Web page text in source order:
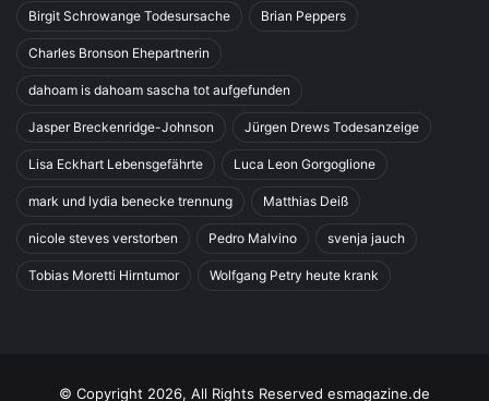
Birgit Schrowange Todesursache Brian Peppers
Charles Bronson Ehepartnerin
dahoam is dahoam sascha tot aufgefunden
Jasper Breckenridge-Johnson Jürgen Drews Todesanzeige
Lisa Eckhart Lebensgefährte Luca Leon Gorgoglione
mark und lydia benecke trennung Matthias Deiß
nicole steves verstorben Pedro Malvino svenja jauch
Tobias Moretti Hirntumor Wolfgang Petry heute krank
© Copyright 2026, All Rights Reserved esmagazine.de